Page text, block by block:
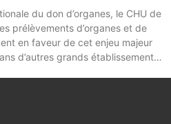
du don d’organes, le CHU de
prélèvements d’organes et de
en faveur de cet enjeu majeur
d’autres grands établissements